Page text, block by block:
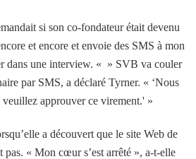
si son co-fondateur était devenu
et encore et envoie des SMS à mon
dans une interview. « » SVB va couler
par SMS, a déclaré Tyrner. « ‘Nous
approuver ce virement.' »
a découvert que le site Web de
pas. « Mon cœur s’est arrêté », a-t-elle